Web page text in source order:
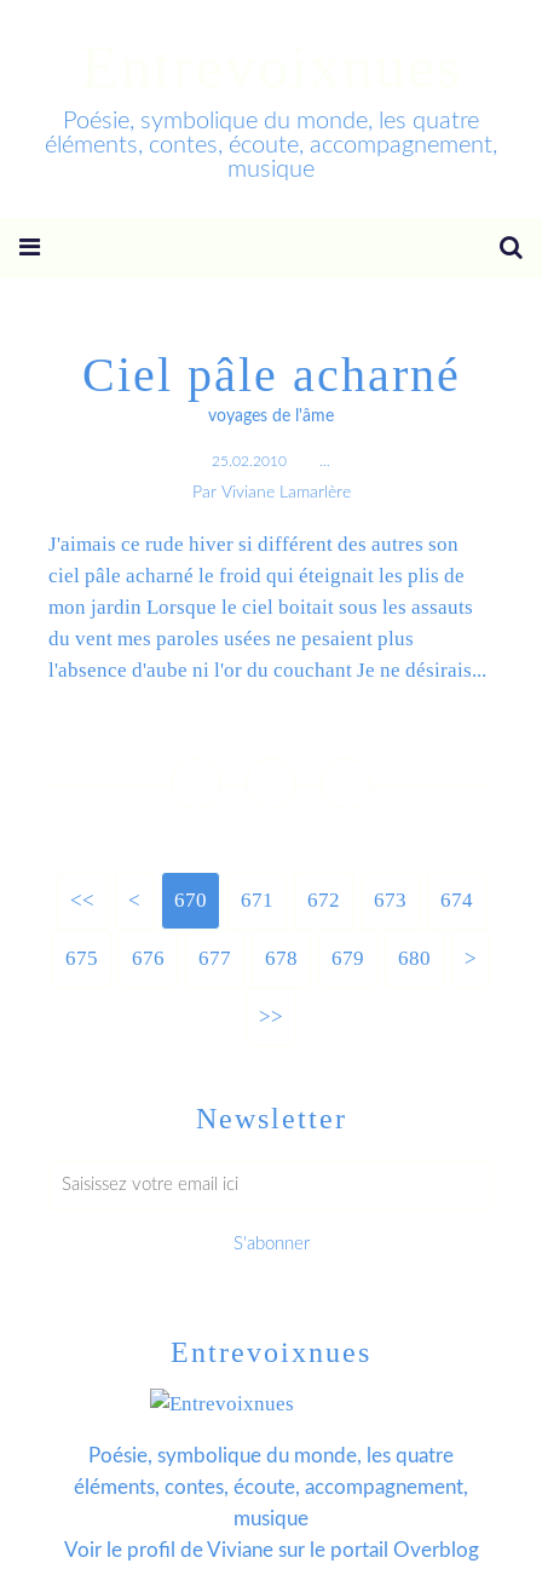
Poésie, symbolique du monde, les quatre
éléments, contes, écoute, accompagnement,
musique
Ciel pâle acharné
voyages de l'âme
25.02.2010
Par Viviane Lamarlère
J'aimais ce rude hiver si différent des autres son
ciel pâle acharné le froid qui éteignait les plis de
mon jardin Lorsque le ciel boitait sous les assauts
du vent mes paroles usées ne pesaient plus
l'absence d'aube ni l'or du couchant Je ne désirais...
<< < 600
610
620
630
640
650
660
670 671 672 673 674
675 676 677 678 679 680 690
700
800
900
1000
1100
1200
>
>>
Newsletter
Entrevoixnues
Poésie, symbolique du monde, les quatre
éléments, contes, écoute, accompagnement,
musique
Voir le profil deVivianesur le portail Overblog